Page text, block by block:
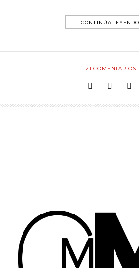
CONTINÚA LEYENDO
21 COMENTARIOS